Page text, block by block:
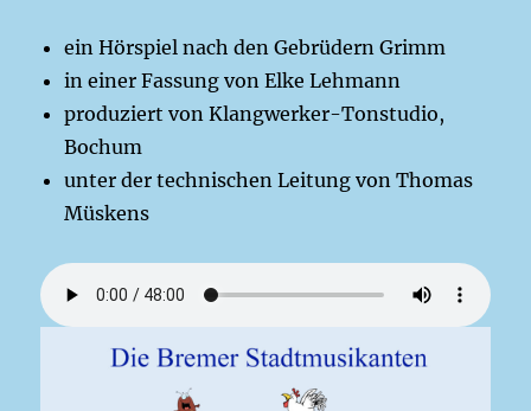
ein Hörspiel nach den Gebrüdern Grimm
in einer Fassung von Elke Lehmann
produziert von Klangwerker-Tonstudio,
Bochum
unter der technischen Leitung von Thomas
Müskens